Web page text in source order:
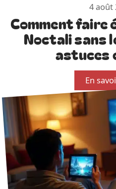
4 août
Comment faire
Noctali sans
astuces
En